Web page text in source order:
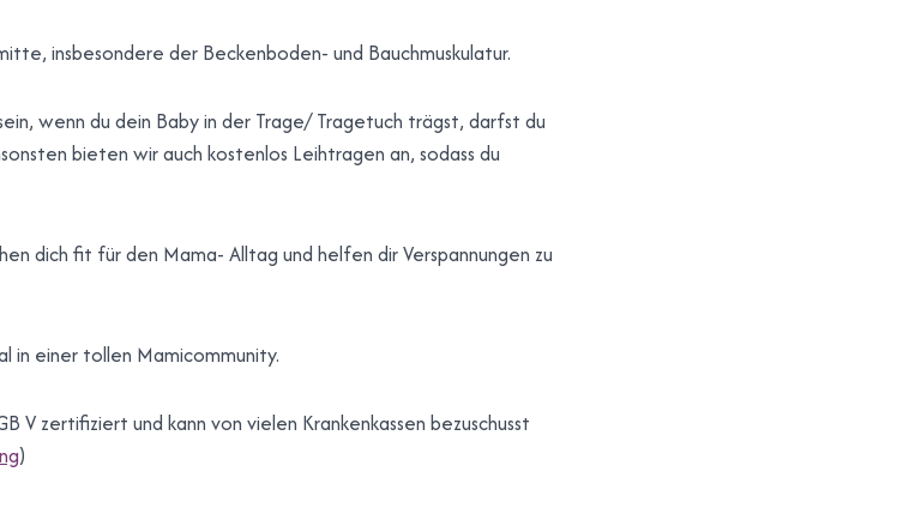
insbesondere der Beckenboden- und Bauchmuskulatur.
wenn du dein Baby in der Trage/ Tragetuch trägst, darfst du
bieten wir auch kostenlos Leihtragen an, sodass du
dich fit für den Mama- Alltag und helfen dir Verspannungen zu
in einer tollen Mamicommunity.
V zertifiziert und kann von vielen Krankenkassen bezuschusst
)